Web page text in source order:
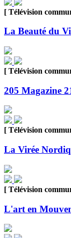
[ Télévision
La Beauté du
[ Télévision
205 Magazine
[ Télévision
La Virée
[ Télévision
L'art en